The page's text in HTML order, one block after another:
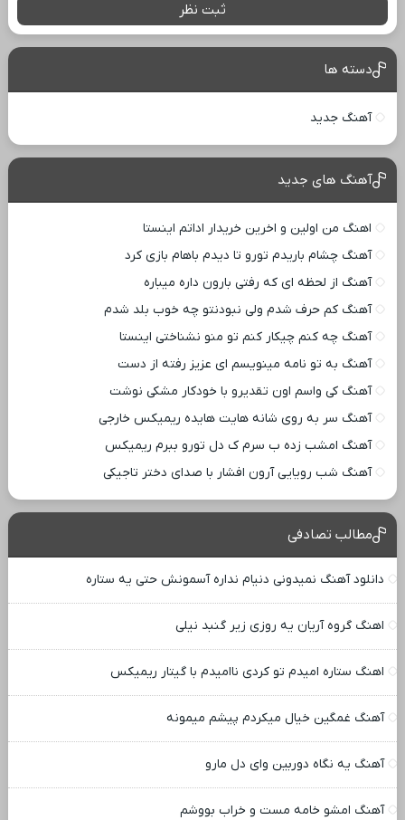
ثبت نظر
دسته ها
آهنگ جدید
آهنگ های جدید
اهنگ من اولین و اخرین خریدار اداتم اینستا
آهنگ چشام باریدم تورو تا دیدم باهام بازی کرد
آهنگ از لحظه ای که رفتی بارون داره میباره
آهنگ کم حرف شدم ولی نبودنتو چه خوب بلد شدم
آهنگ چه کنم چیکار کنم تو منو نشناختی اینستا
آهنگ به تو نامه مینویسم ای عزیز رفته از دست
آهنگ کی واسم اون تقدیرو با خودکار مشکی نوشت
آهنگ سر به روی شانه هایت هایده ریمیکس خارجی
آهنگ امشب زده ب سرم ک دل تورو ببرم ریمیکس
آهنگ شب رویایی آرون افشار با صدای دختر تاجیکی
مطالب تصادفی
دانلود آهنگ نمیدونی دنیام نداره آسمونش حتی یه ستاره
اهنگ گروه آریان یه روزی زیر گنبد نیلی
اهنگ ستاره امیدم تو کردی ناامیدم با گیتار ریمیکس
آهنگ غمگین خیال میکردم پیشم میمونه
آهنگ یه نگاه دوربین وای دل مارو
آهنگ امشو خامه مست و خراب بووشم